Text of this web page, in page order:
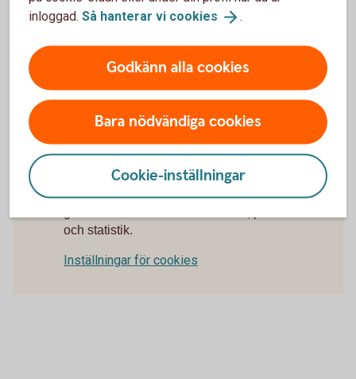
Besök oss
Välkommen till ett av våra kontor så hjälper vi dig.
Hitta dittbankkontor
För att se detta innehåll behöver du först
och statistik.
Inställningar för cookies
inloggad. Så hanterar vi cookies .
Godkänn alla cookies
Bara nödvändiga cookies
Cookie-inställningar